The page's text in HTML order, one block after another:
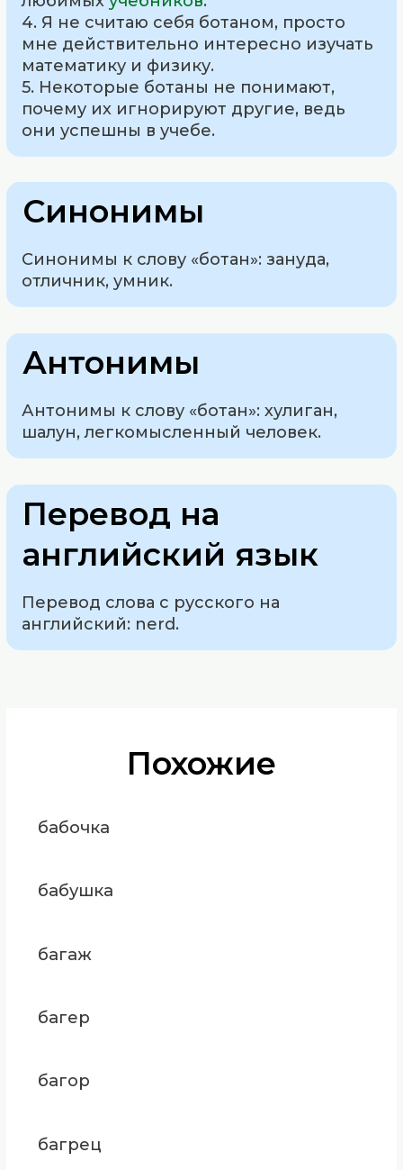
4. Я не считаю себя ботаном, просто
мне действительно интересно изучать
математику и физику.
5. Некоторые ботаны не понимают,
почему их игнорируют другие, ведь
они успешны в учебе.
Синонимы
Синонимы к слову «ботан»: зануда,
отличник, умник.
Антонимы
Антонимы к слову «ботан»: хулиган,
шалун, легкомысленный человек.
Перевод на
английский язык
Перевод слова с русского на
английский: nerd.
Похожие
бабочка
бабушка
багаж
багер
багор
багрец